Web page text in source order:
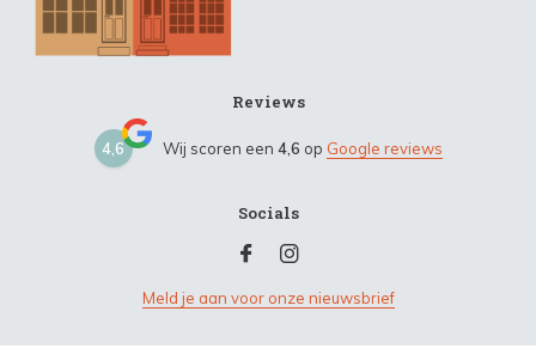
Reviews
4,6 Wij scoren een 4,6 op Google reviews
Socials
Meld je aan voor onze nieuwsbrief